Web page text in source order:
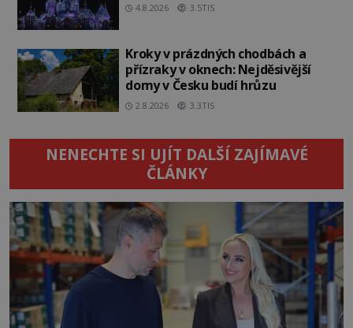
4.8.2026 3.5TIS
Kroky v prázdných chodbách a
přízraky v oknech: Nejděsivější
domy v Česku budí hrůzu
2.8.2026 3.3TIS
NENECHTE SI UJÍT DALŠÍ ZAJÍMAVÉ
ČLÁNKY